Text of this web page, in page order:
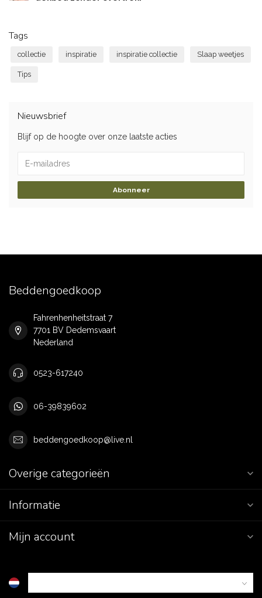
Tags
collectie inspiratie inspiratie collectie Slaap weetjes
Tips
Nieuwsbrief
Blijf op de hoogte over onze laatste acties
Abonneer
Beddengoedkoop
Fahrenhenheitstraat 7
7701 BV Dedemsvaart
Nederland
0523-617240
06-39839602
beddengoedkoop@live.nl
Overige categorieën
Informatie
Mijn account